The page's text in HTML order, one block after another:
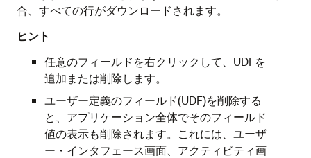
合、すべての行がダウンロードされます。
ヒント
任意のフィールドを右クリックして、UDFを
追加または削除します。
ユーザー定義のフィールド(UDF)を削除する
と、アプリケーション全体でそのフィールド
値の表示も削除されます。これには、ユーザ
ー・インタフェース画面、アクティビティ画